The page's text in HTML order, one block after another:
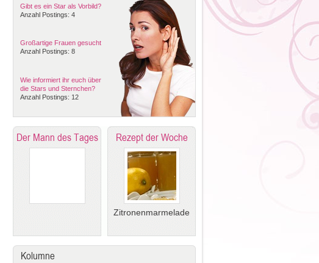
Gibt es ein Star als Vorbild?
Anzahl Postings: 4
Großartige Frauen gesucht
Anzahl Postings: 8
Wie informiert ihr euch über
die Stars und Sternchen?
Anzahl Postings: 12
Der Mann des Tages Rezept der Woche
Zitronenmarmelade
Kolumne